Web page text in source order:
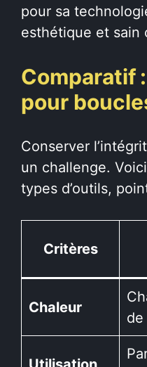
pour sa
esthétique et sain
Comparatif
pour
Conserver
un challenge.
types d’outils,
Critères
Chaleur
de